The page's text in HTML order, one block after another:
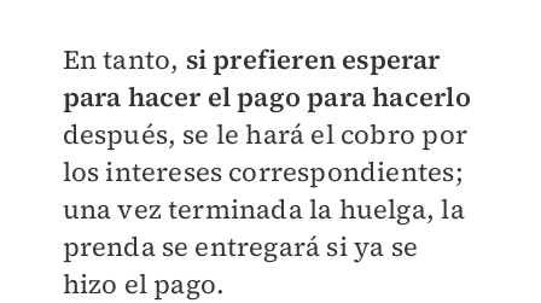
En tanto, si prefieren esperar
para hacer el pago para hacerlo
después, se le hará el cobro por
los intereses correspondientes;
una vez terminada la huelga, la
prenda se entregará si ya se
hizo el pago.